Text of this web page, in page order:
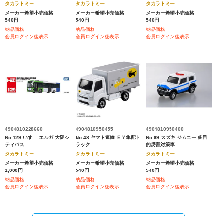
タカラトミー
メーカー希望小売価格
540円
納品価格
会員ログイン後表示
タカラトミー
メーカー希望小売価格
540円
納品価格
会員ログイン後表示
タカラトミー
メーカー希望小売価格
540円
納品価格
会員ログイン後表示
4904810228660
No.129 いすゞ エルガ 大阪シ
ティバス
タカラトミー
メーカー希望小売価格
1,000円
納品価格
会員ログイン後表示
4904810950455
No.48 ヤマト運輸 ＥＶ集配ト
ラック
タカラトミー
メーカー希望小売価格
540円
納品価格
会員ログイン後表示
4904810950400
No.99 スズキ ジムニー 多目
的災害対策車
タカラトミー
メーカー希望小売価格
540円
納品価格
会員ログイン後表示